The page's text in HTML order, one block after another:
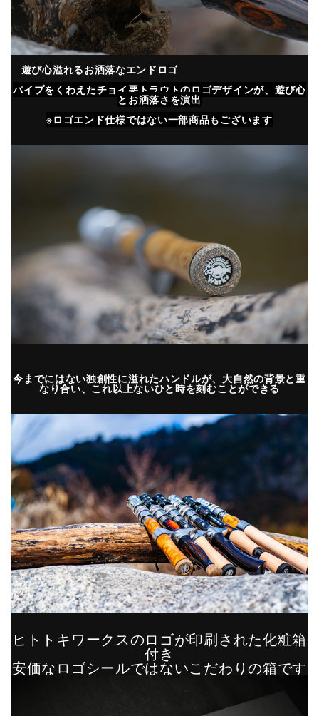
遊び心溢れるお洒落なエンドロゴ
パイプをくわえたチョイ悪トラウトのロゴデザインが、遊び心
とお洒落さを演出
※ロゴエンド仕様ではない一部商品もございます
今までにはない独創性に溢れたハンドルが、大自然の背景と重
なり合い、これ以上ないひと時を刻むことができる
ヒトトキワークスのロゴが印刷された化粧箱
付き
安価なロゴシールではないこだわりの箱です